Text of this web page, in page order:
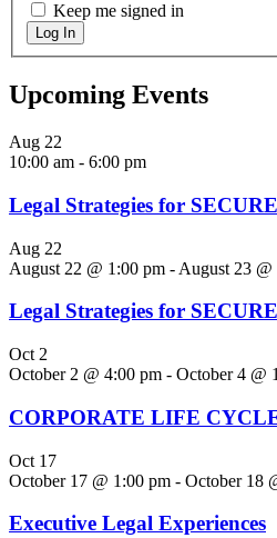
Keep me signed in
Log In
Upcoming Events
Aug 22
10:00 am - 6:00 pm
Legal Strategies for
Aug 22
August 22 @ 1:00 pm - August 23 @
Legal Strategies for
Oct 2
October 2 @ 4:00 pm - October 4 @
CORPORATE LIFE
Oct 17
October 17 @ 1:00 pm - October 18
Executive Legal Experiences